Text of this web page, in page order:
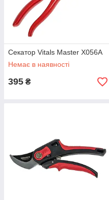
Секатор Vitals Master X056A
Немає в наявності
395 ₴